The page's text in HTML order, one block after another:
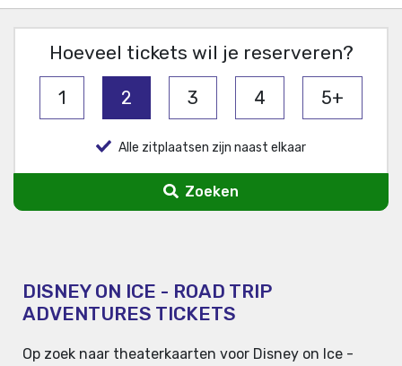
Hoeveel tickets wil je reserveren?
1 2 3 4 5+
Alle zitplaatsen zijn naast elkaar
Zoeken
DISNEY ON ICE - ROAD TRIP
ADVENTURES TICKETS
Op zoek naar theaterkaarten voor Disney on Ice -